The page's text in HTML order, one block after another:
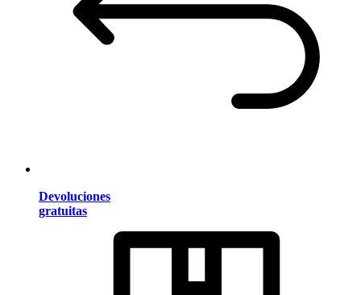
Devoluciones
gratuitas